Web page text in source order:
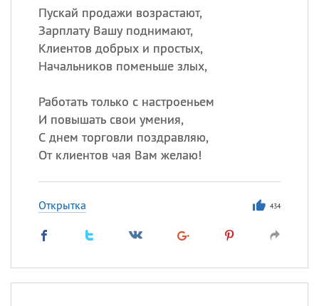
Пускай продажи возрастают,
Зарплату Вашу поднимают,
Клиентов добрых и простых,
Начальников поменьше злых,
Работать только с настроеньем
И повышать свои умения,
С днем торговли поздравляю,
От клиентов чая Вам желаю!
Открытка 434